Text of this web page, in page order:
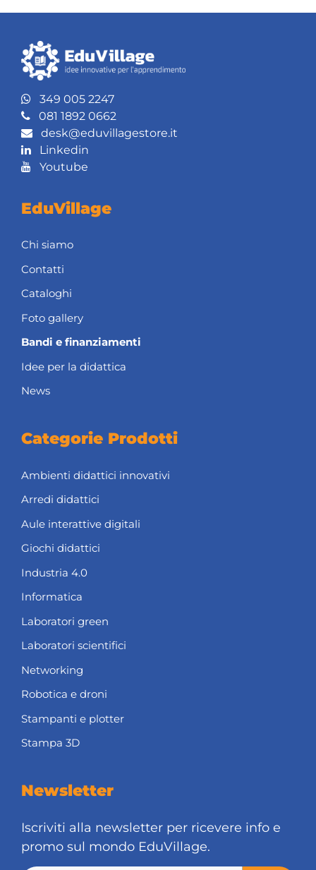
349 005 2247
081 1892 0662
desk@eduvillagestore.it
Linkedin
Youtube
EduVillage
Chi siamo
Contatti
Cataloghi
Foto gallery
Bandi e finanziamenti
Idee per la didattica
News
Categorie Prodotti
Ambienti didattici innovativi
Arredi didattici
Aule interattive digitali
Giochi didattici
Industria 4.0
Informatica
Laboratori green
Laboratori scientifici
Networking
Robotica e droni
Stampanti e plotter
Stampa 3D
Newsletter
Iscriviti alla newsletter per ricevere info e
promo sul mondo EduVillage.